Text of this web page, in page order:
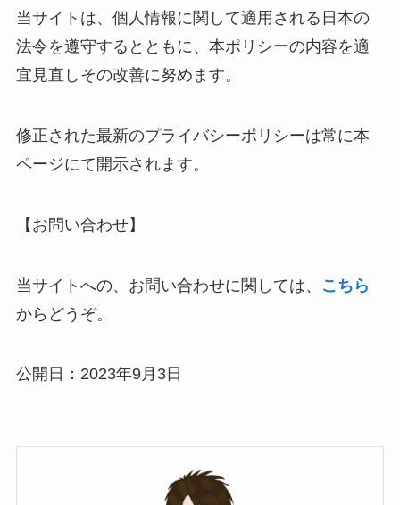
当サイトは、個人情報に関して適用される日本の
法令を遵守するとともに、本ポリシーの内容を適
宜見直しその改善に努めます。
修正された最新のプライバシーポリシーは常に本
ページにて開示されます。
【お問い合わせ】
当サイトへの、お問い合わせに関しては、
こちら
からどうぞ。
公開日：2023年9月3日